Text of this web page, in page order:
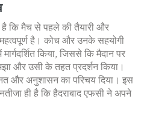
है कि मैच से पहले की तैयारी और
है। कोच और उनके सहयोगी
किया, जिससे कि मैदान पर
और उसी के तहत प्रदर्शन किया।
और अनुशासन का परिचय दिया। इस
ही है कि हैदराबाद एफसी ने अपने